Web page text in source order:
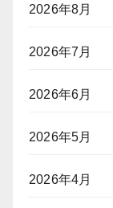
2026年8月
2026年7月
2026年6月
2026年5月
2026年4月